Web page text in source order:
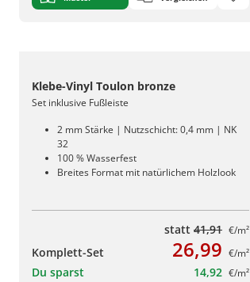
Klebe-Vinyl Toulon bronze
Set inklusive Fußleiste
2 mm Stärke | Nutzschicht: 0,4 mm | NK
32
100 % Wasserfest
Breites Format mit natürlichem Holzlook
statt 41,91 €/m²
Komplett-Set 26,99 €/m²
Du sparst 14,92 €/m²